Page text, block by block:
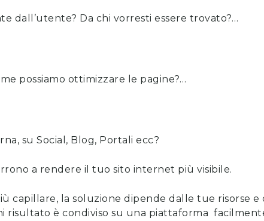
dall’utente? Da chi vorresti essere trovato?…
possiamo ottimizzare le pagine?…
su Social, Blog, Portali ecc?
a rendere il tuo sito internet più visibile.
capillare, la soluzione dipende dalle tue risorse
risultato è condiviso su una piattaforma